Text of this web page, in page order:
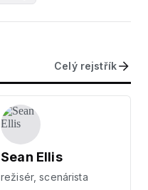
Celý rejstřík
Sean Ellis
režisér, scenárista